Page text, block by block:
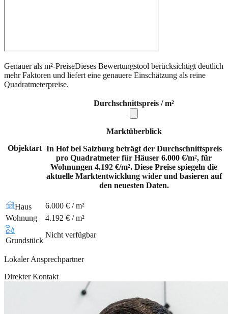
Genauer als m²-PreiseDieses Bewertungstool berücksichtigt deutlich
mehr Faktoren und liefert eine genauere Einschätzung als reine
Quadratmeterpreise.
Objektart
Durchschnittspreis / m²
Marktüberblick
In Hof bei Salzburg beträgt der Durchschnittspreis
pro Quadratmeter für Häuser 6.000 €/m², für
Wohnungen 4.192 €/m². Diese Preise spiegeln die
aktuelle Marktentwicklung wider und basieren auf
den neuesten Daten.
Haus
6.000 € / m²
Wohnung
4.192 € / m²
Grundstück
Nicht verfügbar
Lokaler Ansprechpartner
Direkter Kontakt